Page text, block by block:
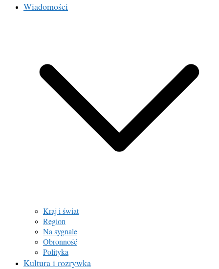
Wiadomości
Kraj i świat
Region
Na sygnale
Obronność
Polityka
Kultura i rozrywka